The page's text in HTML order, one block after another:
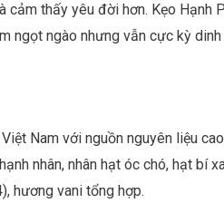
thấy yêu đời hơn. Kẹo Hạnh
ngọt ngào nhưng vẫn cực kỳ
Nam với nguồn nguyên liệu
nhân, nhân hạt óc chó, hạt bí
hương vani tổng hợp.